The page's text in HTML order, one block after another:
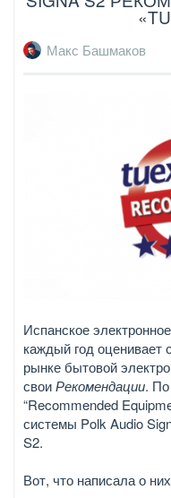
Макс Башмаков
Испанское
каждый год
рынке бытовой
своиРекомендации. По
“Recommended
системы Polk Audio
S2.
Вот, что написала о